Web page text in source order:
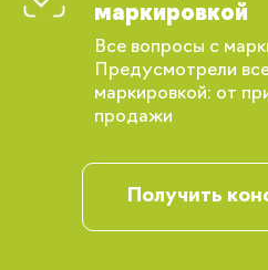
маркировкой
Все вопросы с
Предусмотрели
маркировкой: от
продажи
Получить